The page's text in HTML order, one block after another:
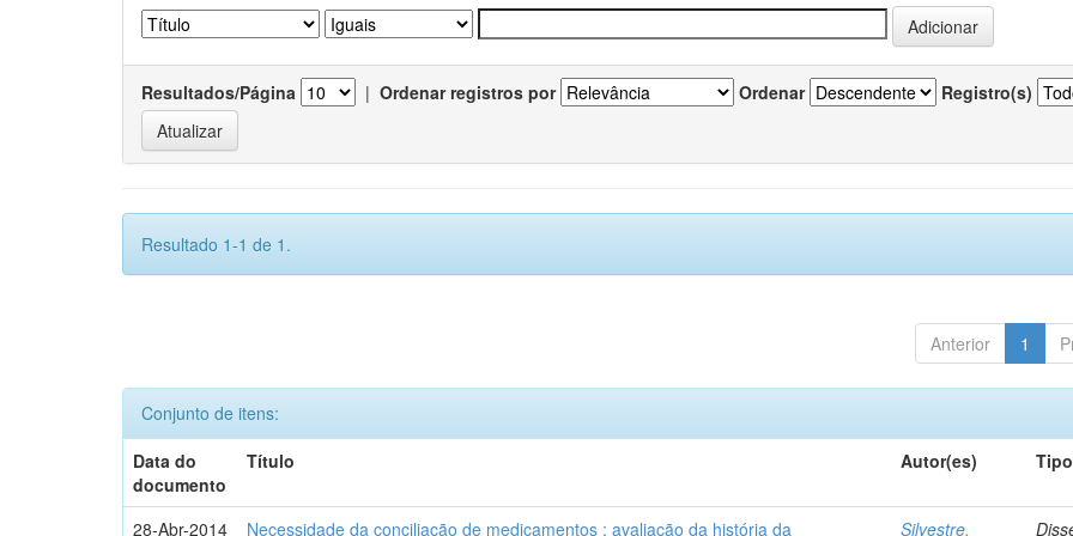
Resultados/Página | Ordenar registros por Ordenar Registro(s)
Resultado 1-1 de 1.
Anterior 1
Conjunto de itens:
Data do
documento
Título Autor(es) Tipo
28-Abr-2014 Necessidade da conciliação de medicamentos : avaliação da história da Silvestre,